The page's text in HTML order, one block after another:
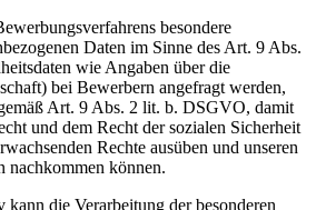
besondere
Daten im Sinne des Art. 9 Abs.
wie Angaben über die
bei Bewerbern angefragt werden,
Art. 9 Abs. 2 lit. b. DSGVO, damit
und dem Recht der sozialen Sicherheit
Rechte ausüben und unseren
nachkommen können.
die Verarbeitung der besonderen